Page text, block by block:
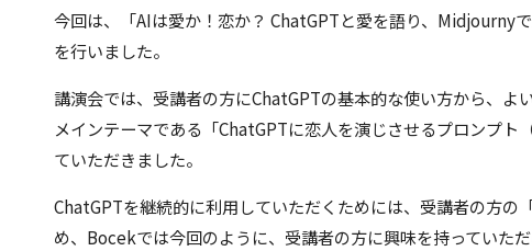
今回は、「AIは愛か！恋か？ ChatGPTと愛を語り、Midjourny
を行いました。
講演会では、受講者の方にChatGPTの基本的な使い方から、
メインテーマである「ChatGPTに恋人を演じさせるプロンプ
ていただきました。
ChatGPTを継続的に利用していただくためには、受講者の方の
め、Bocekでは今回のように、受講者の方に興味を持っていた